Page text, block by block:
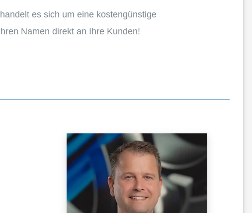
es sich um eine kosten­güns­tige
Namen direkt an Ihre Kunden!